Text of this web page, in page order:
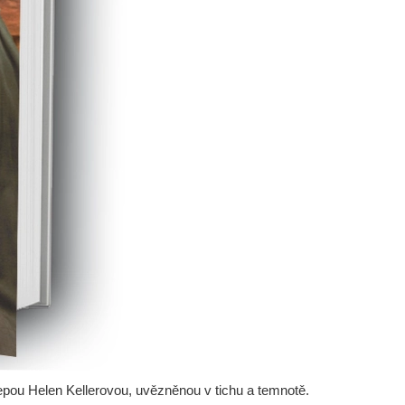
Helen Kellerovou, uvězněnou v tichu a temnotě.